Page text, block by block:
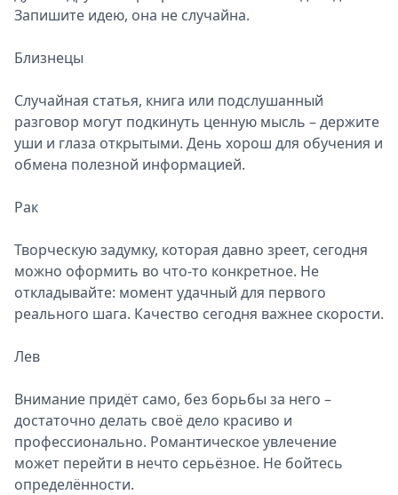
Запишите идею, она не случайна.
Близнецы
Случайная статья, книга или подслушанный
разговор могут подкинуть ценную мысль – держите
уши и глаза открытыми. День хорош для обучения и
обмена полезной информацией.
Рак
Творческую задумку, которая давно зреет, сегодня
можно оформить во что-то конкретное. Не
откладывайте: момент удачный для первого
реального шага. Качество сегодня важнее скорости.
Лев
Внимание придёт само, без борьбы за него –
достаточно делать своё дело красиво и
профессионально. Романтическое увлечение
может перейти в нечто серьёзное. Не бойтесь
определённости.